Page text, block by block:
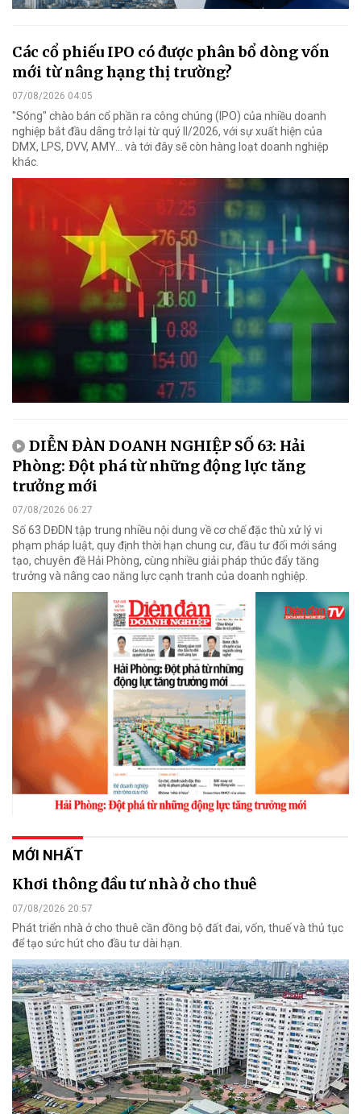
Các cổ phiếu IPO có được phân bổ dòng vốn
mới từ nâng hạng thị trường?
07/08/2026 04:05
"Sóng" chào bán cổ phần ra công chúng (IPO) của nhiều doanh
nghiệp bắt đầu dâng trở lại từ quý II/2026, với sự xuất hiện của
DMX, LPS, DVV, AMY... và tới đây sẽ còn hàng loạt doanh nghiệp
khác.
DIỄN ĐÀN DOANH NGHIỆP SỐ 63: Hải
Phòng: Đột phá từ những động lực tăng
trưởng mới
07/08/2026 06:27
Số 63 DĐDN tập trung nhiều nội dung về cơ chế đặc thù xử lý vi
phạm pháp luật, quy định thời hạn chung cư, đầu tư đổi mới sáng
tạo, chuyên đề Hải Phòng, cùng nhiều giải pháp thúc đẩy tăng
trưởng và nâng cao năng lực cạnh tranh của doanh nghiệp.
MỚI NHẤT
Khơi thông đầu tư nhà ở cho thuê
07/08/2026 20:57
Phát triển nhà ở cho thuê cần đồng bộ đất đai, vốn, thuế và thủ tục
để tạo sức hút cho đầu tư dài hạn.